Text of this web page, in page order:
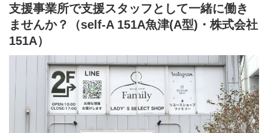
利用者さんと様々な話しをしながら目標などを一緒に立てて一般
就労までのお手伝いをして頂く、サービス管理責任者を募集して
おります。
■業務内容
就労施設でのサービス管理責任者の業務。
・個別支援計画の作成一式。（弊社システムを使用して作成して
いきます。）
・利用者さん、ご両親、外部関係機関との連絡調整。
・相談員、事業所支援員との会議、連絡等。
・その他、付随する業務
支援事業所で支援スタッフとして一緒に働き
ませんか？（self-A 151A魚津(A型)・株式会社
151A）